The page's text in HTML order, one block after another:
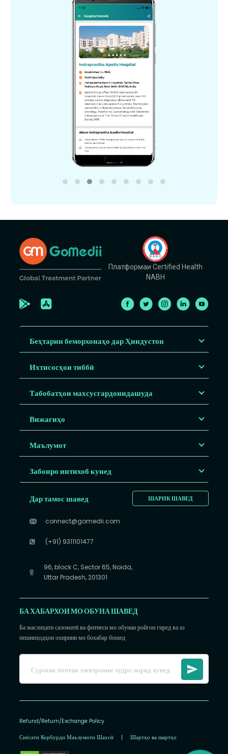
Платформаи Certified Health
NABH
Беҳтарин беморхонаҳо дар Ҳиндустон
Ихтисосҳои тиббӣ
Табобатҳои махсусгардонидашуда
Вижагиҳо
Маълумот
Забонро интихоб кунед
ШАРИК ШАВЕД
Дар тамос шавед
connect@gomedii.com
(+91) 9311101477
96, block C, Sector 65, Noida,
Uttar Pradesh, 201301
БА ХАБАРХОИ МО ОБУНА ШАВЕД
Ба маслиҳати саломатӣ ва фитнеси мо обунаи ройгон гиред ва аз
пешниҳодҳои охирини мо бохабар бошед
Refund/Return/Exchange Policy
Сиёсати Корбурди Маълумоти Шахсӣ | Шартҳо ва шартҳо